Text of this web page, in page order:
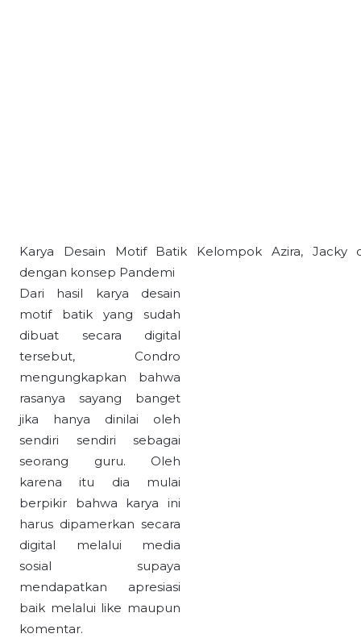
Karya Desain Motif Batik Kelompok Azira, Jacky
dengan konsep Pandemi
Dari hasil karya desain
motif batik yang sudah
dibuat secara digital
tersebut, Condro
mengungkapkan bahwa
rasanya sayang banget
jika hanya dinilai oleh
sendiri sendiri sebagai
seorang guru. Oleh
karena itu dia mulai
berpikir bahwa karya ini
harus dipamerkan secara
digital melalui media
sosial supaya
mendapatkan apresiasi
baik melalui like maupun
komentar.